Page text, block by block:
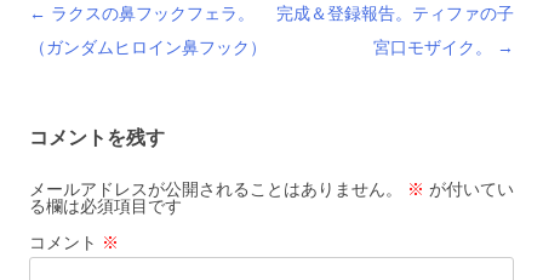
投
稿
ゲ
ー
シ
ョ
← ラクスの鼻フックフェラ。
（ガンダムヒロイン鼻フック）
完成＆登録報告。ティファの子
宮口モザイク。
→
コメントを残す
メールアドレスが公開されることはありません。 ※ が付いてい
る欄は必須項目です
コメント ※